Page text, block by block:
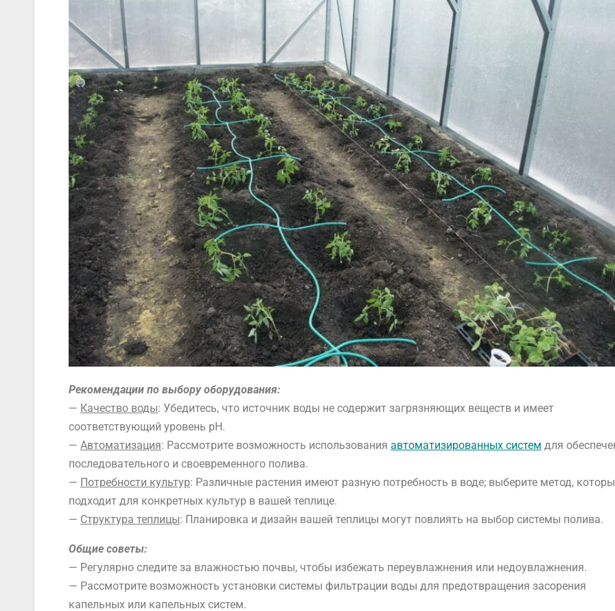
Рекомендации по выбору оборудования:
— Качество воды: Убедитесь, что источник воды не содержит загрязняющих веществ и имеет
соответствующий уровень pH.
— Автоматизация: Рассмотрите возможность использования автоматизированных систем для
последовательного и своевременного полива.
— Потребности культур: Различные растения имеют разную потребность в воде; выберите метод,
подходит для конкретных культур в вашей теплице.
— Структура теплицы: Планировка и дизайн вашей теплицы могут повлиять на выбор системы полива.
Общие советы:
— Регулярно следите за влажностью почвы, чтобы избежать переувлажнения или недоувлажнения.
— Рассмотрите возможность установки системы фильтрации воды для предотвращения засорения
капельных или капельных систем.